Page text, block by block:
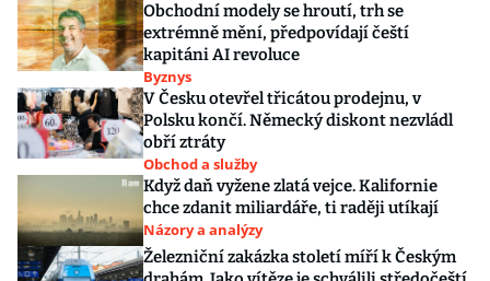
Obchodní modely se hroutí, trh se
extrémně mění, předpovídají čeští
kapitáni AI revoluce
Byznys
V Česku otevřel třicátou prodejnu, v
Polsku končí. Německý diskont nezvládl
obří ztráty
Obchod a služby
Když daň vyžene zlatá vejce. Kalifornie
chce zdanit miliardáře, ti raději utíkají
Názory a analýzy
Železniční zakázka století míří k Českým